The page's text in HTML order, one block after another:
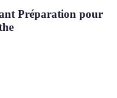
Préparation pour